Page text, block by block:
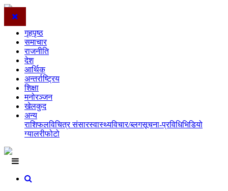
गृहपृष्ठ
समाचार
राजनीति
देश
आर्थिक
अन्तर्राष्ट्रिय
शिक्षा
मनोरञ्जन
खेलकुद
अन्य
राशिफलविचित्र संसारस्वास्थ्यविचार/ब्लगसूचना-प्रविधिभिडियो
ग्यालरीफोटो